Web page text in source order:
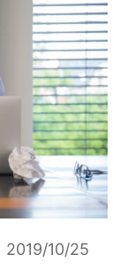
2019/10/25